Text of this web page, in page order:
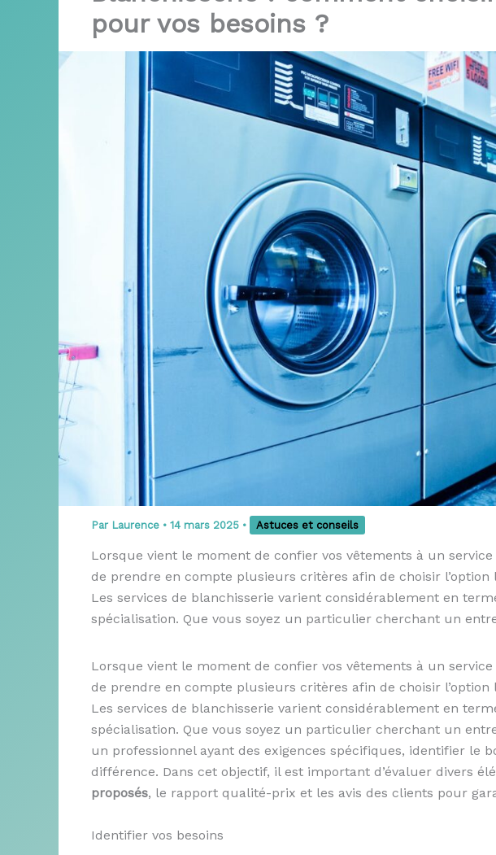
pour vos besoins ?
Par Laurence • 14 mars 2025 • Astuces et conseils
Lorsque vient le moment de confier vos vêtements à un
de prendre en compte plusieurs critères afin de choisir l’option
Les services de blanchisserie varient considérablement en
spécialisation. Que vous soyez un particulier cherchant un
Lorsque vient le moment de confier vos vêtements à un service
de prendre en compte plusieurs critères afin de choisir l’option
Les services de blanchisserie varient considérablement en
spécialisation. Que vous soyez un particulier cherchant un
un professionnel ayant des exigences spécifiques, identifier le
différence. Dans cet objectif, il est important d’évaluer divers
proposés, le rapport qualité-prix et les avis des clients pour
Identifier vos besoins